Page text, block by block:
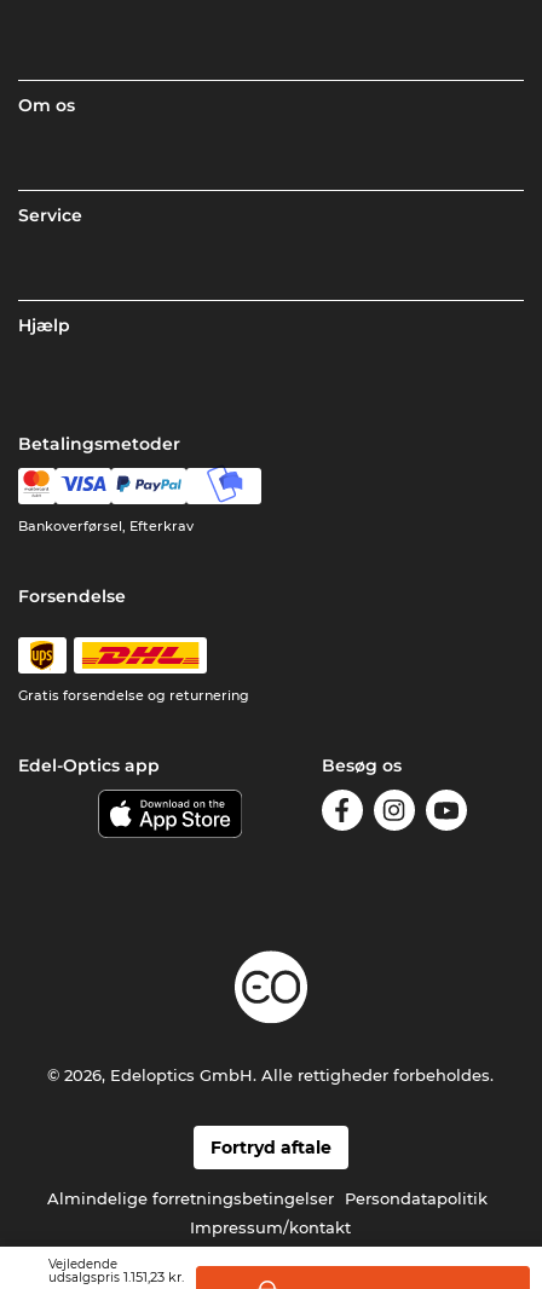
Vejledende
udsalgspris 1.151,23 kr.
Om os
Service
Hjælp
Betalingsmetoder
Bankoverførsel, Efterkrav
Forsendelse
Gratis forsendelse og returnering
Edel-Optics app Besøg os
Fortryd aftale
Almindelige forretningsbetingelser
Persondatapolitik
Impressum/kontakt
© 2026, Edeloptics GmbH. Alle rettigheder forbeholdes.